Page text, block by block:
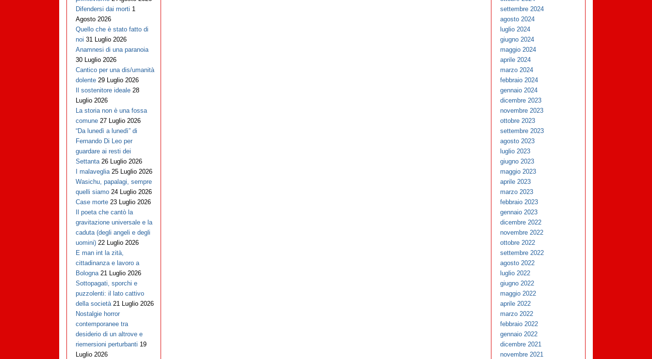
Difendersi dai morti 1
Agosto 2026
Quello che è stato fatto di
noi 31 Luglio 2026
Anamnesi di una paranoia
30 Luglio 2026
Cantico per una dis/umanità
dolente 29 Luglio 2026
Il sostenitore ideale 28
Luglio 2026
La storia non è una fossa
comune 27 Luglio 2026
“Da lunedì a lunedì” di
Fernando Di Leo per
guardare ai resti dei
Settanta 26 Luglio 2026
I malaveglia 25 Luglio 2026
Wasichu, papalagi, sempre
quelli siamo 24 Luglio 2026
Case morte 23 Luglio 2026
Il poeta che cantò la
gravitazione universale e la
caduta (degli angeli e degli
uomini) 22 Luglio 2026
E man int la zità,
cittadinanza e lavoro a
Bologna 21 Luglio 2026
Sottopagati, sporchi e
puzzolenti: il lato cattivo
della società 21 Luglio 2026
Nostalgie horror
contemporanee tra
desiderio di un altrove e
riemersioni perturbanti 19
Luglio 2026
settembre 2024
agosto 2024
luglio 2024
giugno 2024
maggio 2024
aprile 2024
marzo 2024
febbraio 2024
gennaio 2024
dicembre 2023
novembre 2023
ottobre 2023
settembre 2023
agosto 2023
luglio 2023
giugno 2023
maggio 2023
aprile 2023
marzo 2023
febbraio 2023
gennaio 2023
dicembre 2022
novembre 2022
ottobre 2022
settembre 2022
agosto 2022
luglio 2022
giugno 2022
maggio 2022
aprile 2022
marzo 2022
febbraio 2022
gennaio 2022
dicembre 2021
novembre 2021